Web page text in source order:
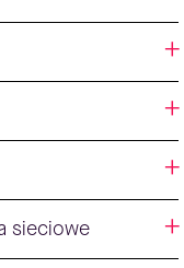
sieciowe